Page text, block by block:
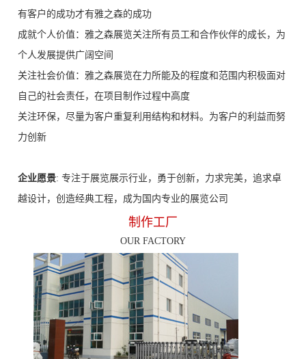
有客户的成功才有雅之森的成功
成就个人价值：雅之森展览关注所有员工和合作伙伴的成长，为
个人发展提供广阔空间
关注社会价值：雅之森展览在力所能及的程度和范围内积极面对
自己的社会责任，在项目制作过程中高度
关注环保，尽量为客户重复利用结构和材料。为客户的利益而努
力创新
企业愿景: 专注于展览展示行业，勇于创新，力求完美，追求卓
越设计，创造经典工程，成为国内专业的展览公司
制作工厂
OUR FACTORY